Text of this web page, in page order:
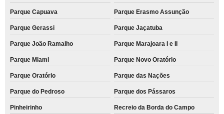
Parque Capuava Parque Erasmo Assunção
Parque Gerassi Parque Jaçatuba
Parque João Ramalho Parque Marajoara I e II
Parque Miami Parque Novo Oratório
Parque Oratório Parque das Nações
Parque do Pedroso Parque dos Pássaros
Pinheirinho Recreio da Borda do Campo